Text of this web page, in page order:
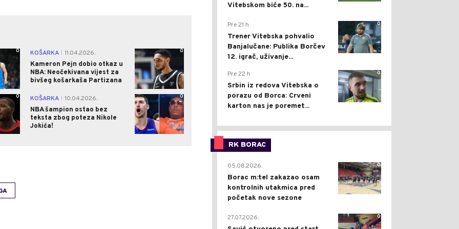
0 KOŠARKA
11.04.2026.
Kameron Pejn dobio otkaz u
NBA: Neočekivana vijest za
bivšeg košarkaša Partizana
0
0 KOŠARKA
10.04.2026.
NBA šampion ostao bez
teksta zbog poteza Nikole
Jokića!
0
Vitebskom biće 50. na...
0
Pre 21 h
Trener Vitebska pohvalio
Banjalučane: Publika Borčev
12. igrač, uživanje...
0
Pre 22 h
Srbin iz redova Vitebska o
porazu od Borca: Crveni
karton nas je poremet...
RK BORAC
0
05.08.2026.
Borac m:tel zakazao osam
kontrolnih utakmica pred
početak nove sezone
0
27.07.2026.